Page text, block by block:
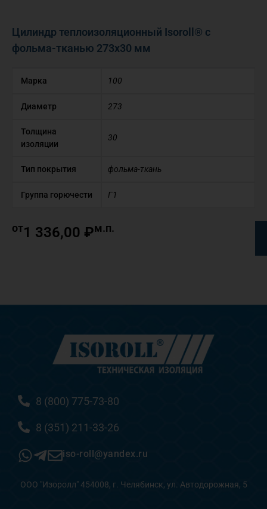
Цилиндр теплоизоляционный Isoroll® с
фольма-тканью 273х30 мм
Марка 100
Диаметр 273
Толщина
изоляции
30
Тип покрытия фольма-ткань
Группа горючести Г1
от1 336,00 ₽м.п.
8 (800) 775-73-80
8 (351) 211-33-26
iso-roll@yandex.ru
ООО "Изоролл" 454008, г. Челябинск, ул. Автодорожная, 5